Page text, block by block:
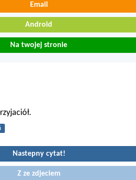
Email
Android
Na twojej stronie
Nastepny cytat!
Z ze zdjeciem